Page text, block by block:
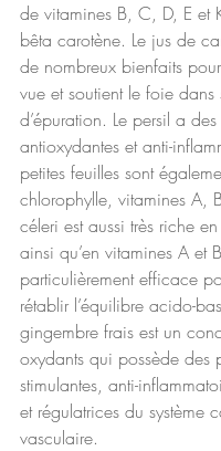
de vitamines B, C, D, E et
bêta carotène. Le jus de
de nombreux bienfaits
vue et soutient le foie dans
d’épuration. Le persil a
antioxydantes et anti-
petites feuilles sont
chlorophylle, vitamines A,
céleri est aussi très riche
ainsi qu’en vitamines A et
particulièrement efficace
rétablir l’équilibre acido-
gingembre frais est un
oxydants qui possède des
stimulantes, anti-
et régulatrices du système
vasculaire.